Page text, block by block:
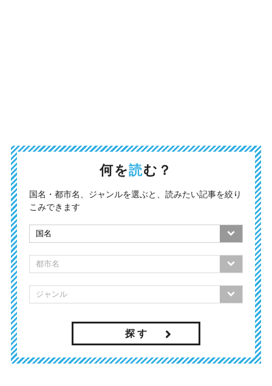
何を読む？
国名・都市名、ジャンルを選ぶと、読みたい記事を絞り
こみできます
探 す